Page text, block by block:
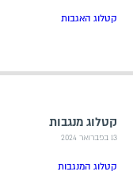
קטלוג האגבות
קטלוג מנגבות
13 בפברואר 2024
קטלוג המנגבות